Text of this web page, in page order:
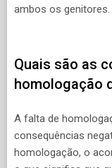
ambos os genitores.
Quais são as
homologação
A falta de
consequências
homologação, o